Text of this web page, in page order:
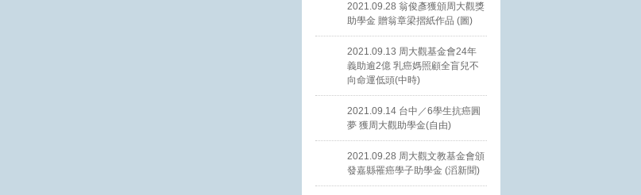
2021.09.28 翁俊彥獲頒周大觀獎
助學金 贈翁章梁摺紙作品 (圖)
2021.09.13 周大觀基金會24年
義助逾2億 乳癌媽照顧全盲兒不
向命運低頭(中時)
2021.09.14 台中／6學生抗癌圓
夢 獲周大觀助學金(自由)
2021.09.28 周大觀文教基金會頒
發嘉縣罹癌學子助學金 (滔新聞)